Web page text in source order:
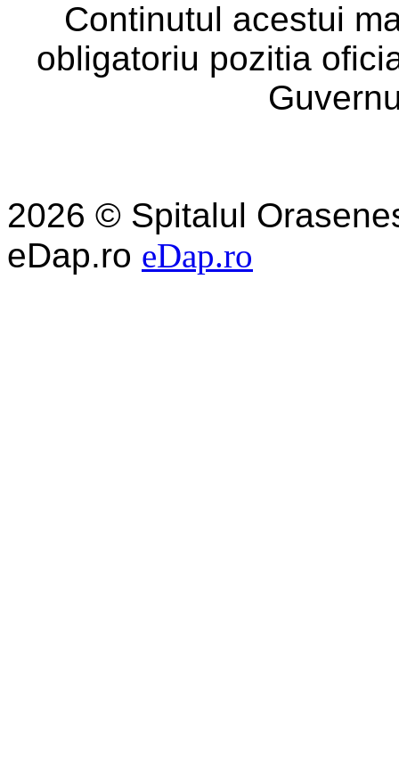
Continutul acestui
obligatoriu pozitia
2026 © Spitalul
eDap.ro eDap.ro